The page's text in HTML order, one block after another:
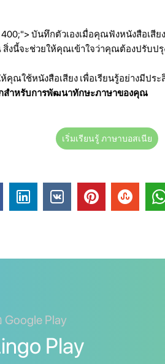
บันทึกตัวเองเมื่อคุณฟังหนังสือเสี
สิ่งนี้จะช่วยให้คุณเข้าใจว่าคุณต้องปรับ
คุณใช้หนังสือเสียง เพื่อเรียนรู้อย่างมีปร
สำหรับการพัฒนาทักษะภาษาของคุณ
เริ่มเรียนรู้ ภาษาบอสเนีย
Play
Play